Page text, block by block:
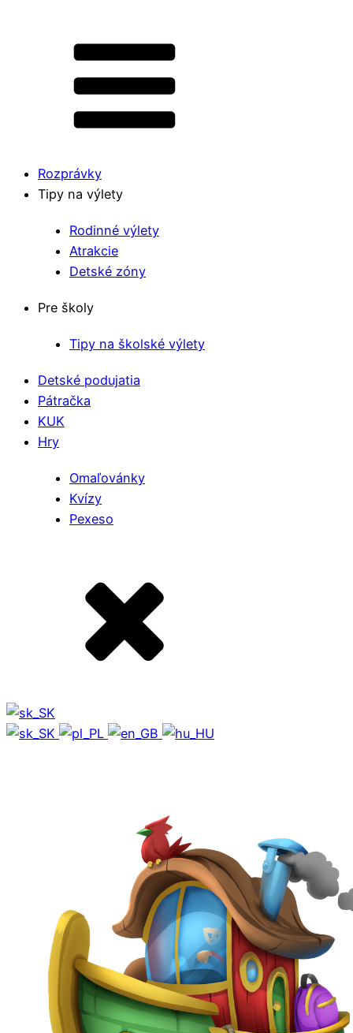
Rozprávky
Tipy na výlety
Rodinné výlety
Atrakcie
Detské zóny
Pre školy
Tipy na školské výlety
Detské podujatia
Pátračka
KUK
Hry
Omaľovánky
Kvízy
Pexeso